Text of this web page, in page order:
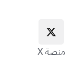
منصة X